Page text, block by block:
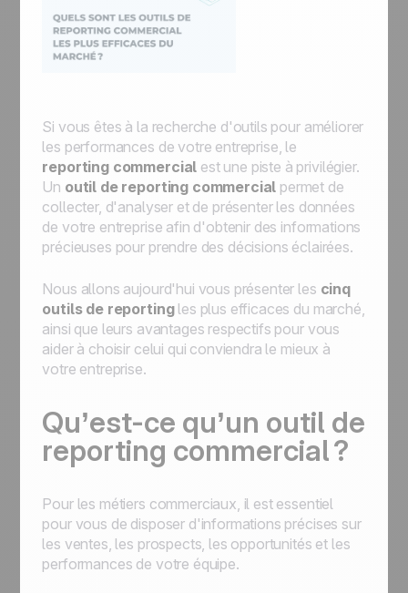
Si vous êtes à la recherche d'outils pour améliorer
les performances de votre entreprise, le
reporting commercial est une piste à privilégier.
Un outil de reporting commercial permet de
collecter, d'analyser et de présenter les données
de votre entreprise afin d'obtenir des informations
précieuses pour prendre des décisions éclairées.
Nous allons aujourd'hui vous présenter les cinq
outils de reportingles plus efficaces du marché,
ainsi que leurs avantages respectifs pour vous
aider à choisir celui qui conviendra le mieux à
votre entreprise.
Qu’est-ce qu’un outil de
reporting commercial ?
Pour les métiers commerciaux, il est essentiel
pour vous de disposer d'informations précises sur
les ventes, les prospects, les opportunités et les
performances de votre équipe.